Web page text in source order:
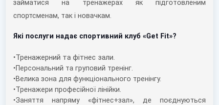
займатися на тренажерах як підготовленим
спортсменам, так і новачкам.
Які послуги надає спортивний клуб «Get Fit»?
•Тренажерний та фітнес зали.
•Персональний та груповий тренінг.
•Велика зона для функціонального тренінгу.
•Тренажери професійної лінійки.
•Заняття напряму «фітнес+зал», де поєднуються